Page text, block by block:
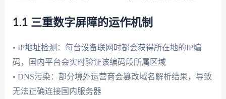
1.1 三重数字屏障的运作机制
• IP地址检测：每台设备联网时都会获得所在地的IP编
码，国内平台会实时验证该编码段所属区域
• DNS污染：部分境外运营商会篡改域名解析结果，导致
无法正确连接国内服务器